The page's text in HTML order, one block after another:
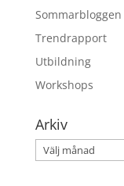
Sommarbloggen
Trendrapport
Utbildning
Workshops
Arkiv
Arkiv